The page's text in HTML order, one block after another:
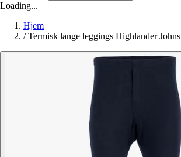
Loading...
Hjem
/ Termisk lange leggings Highlander Johns